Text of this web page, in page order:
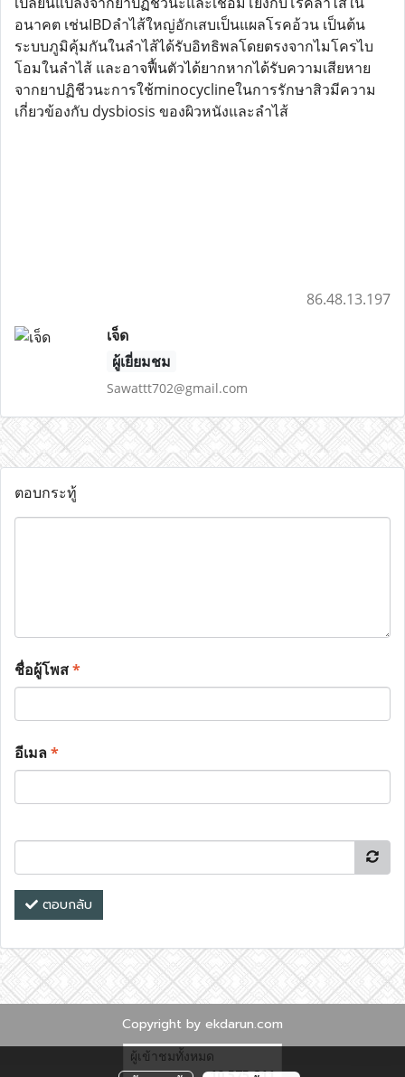
อนาคต เช่นIBDลำไส้ใหญ่อักเสบเป็นแผลโรคอ้วน เป็นต้น
ระบบภูมิคุ้มกันในลำไส้ได้รับอิทธิพลโดยตรงจากไมโครไบ
โอมในลำไส้ และอาจฟื้นตัวได้ยากหากได้รับความเสียหาย
จากยาปฏิชีวนะการใช้minocyclineในการรักษาสิวมีความ
เกี่ยวข้องกับ dysbiosis ของผิวหนังและลำไส้
86.48.13.197
เจ็ด
ผู้เยี่ยมชม
Sawattt702@gmail.com
ตอบกระทู้
ชื่อผู้โพส*
อีเมล*
ตอบกลับ
Copyright by ekdarun.com
ผู้เข้าชมทั้งหมด